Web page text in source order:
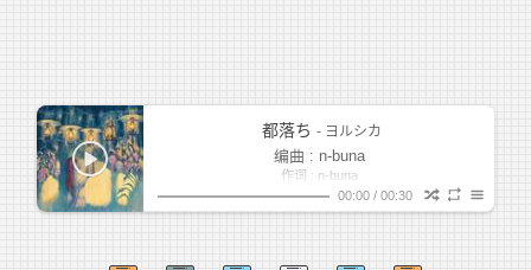
都落ち - ヨルシカ
编曲 : n-buna
作词 : n-buna
作曲 : n-buna
花咲くや 赤ら引く頬に (红染脸颊 似春临花绽开)
00:00 / 00:30